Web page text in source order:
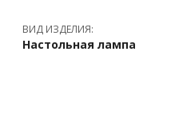
ВИД ИЗДЕЛИЯ:
Настольная лампа